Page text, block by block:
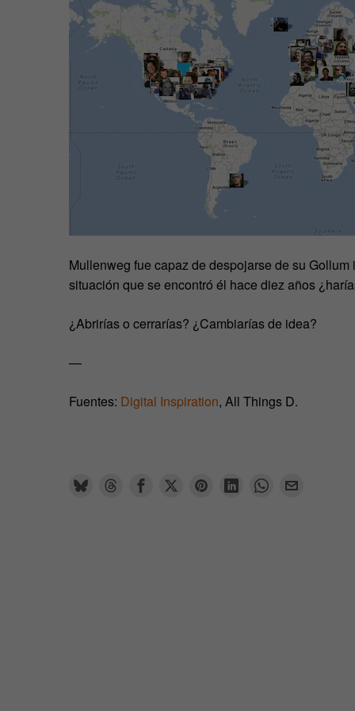
Mullenweg fue capaz de despojarse de su
situación que se encontró él hace diez años
¿Abrirías o cerrarías? ¿Cambiarías de idea?
—
Fuentes: Digital Inspiration, All Things D.